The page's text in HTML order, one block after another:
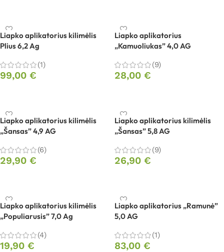
Liapko aplikatorius kilimėlis
Plius 6,2 Ag
(1)
99,00 €
Liapko aplikatorius
„Kamuoliukas” 4,0 AG
(9)
28,00 €
Liapko aplikatorius kilimėlis
„Šansas” 4,9 AG
(6)
29,90 €
Liapko aplikatorius kilimėlis
„Šansas” 5,8 AG
(9)
26,90 €
Liapko aplikatorius kilimėlis
„Populiarusis” 7,0 Ag
(4)
19,90 €
Liapko aplikatorius „Ramunė”
5,0 AG
(1)
83,00 €